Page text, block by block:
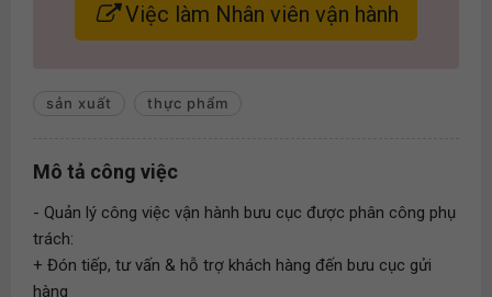
Việc làm Nhân viên vận hành
sản xuất thực phẩm
Mô tả công việc
- Quản lý công việc vận hành bưu cục được phân công phụ
trách:
+ Đón tiếp, tư vấn & hỗ trợ khách hàng đến bưu cục gửi
hàng